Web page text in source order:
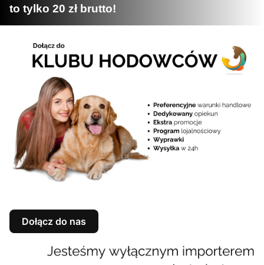
to tylko 20 zł brutto!
Dołącz do nas